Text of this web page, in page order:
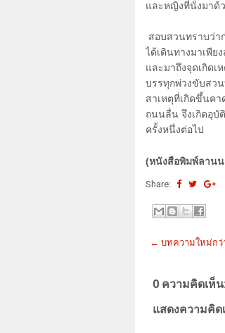
และหญิงที่นั่งมาด้ว
สอบสวนทราบว่า
ได้เดินทางมาเพีย
และมาถึงจุดเกิดเ
บรรทุกพ่วงขับสวน
สาเหตุที่เกิดขึ้นค
ถนนลื่น จึงเกิดอุบั
ครั้งหนึ่งต่อไป
(หนังสือพิมพ์ลานน
Share:
← บทความใหม่กว่
0 ความคิดเห็น:
แสดงความคิด